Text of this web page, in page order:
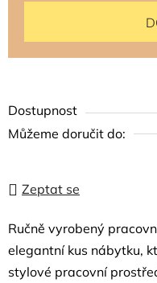
Ručně vyrobený
elegantní kus nábytku,
stylové pracovní
Dostupnost
Můžeme doručit do:
Zeptat se